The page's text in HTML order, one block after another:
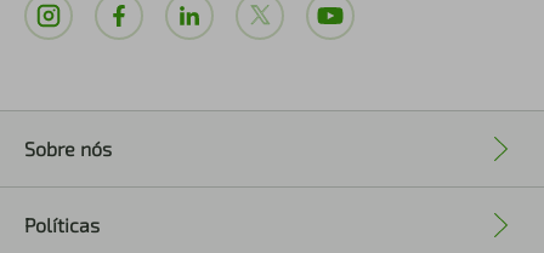
Sobre nós
Políticas